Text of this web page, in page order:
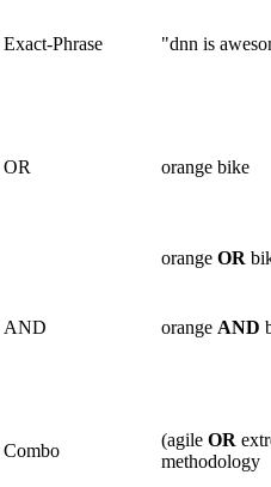
Exact-Phrase "dnn is
OR orange bike
orange OR
AND orange AND
Combo
(agile OR
methodology